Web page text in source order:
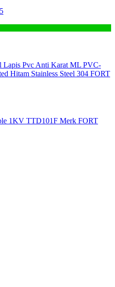
Lapis Pvc Anti Karat ML PVC-
Hitam Stainless Steel 304 FORT
1KV TTD101F Merk FORT